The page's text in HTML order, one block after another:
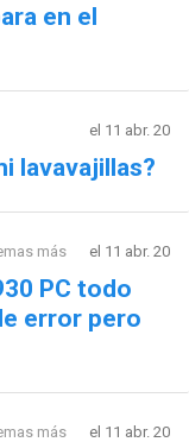
en el
el 11 abr. 20
lavavajillas?
más el 11 abr. 20
PC todo
error pero
más el 11 abr. 20